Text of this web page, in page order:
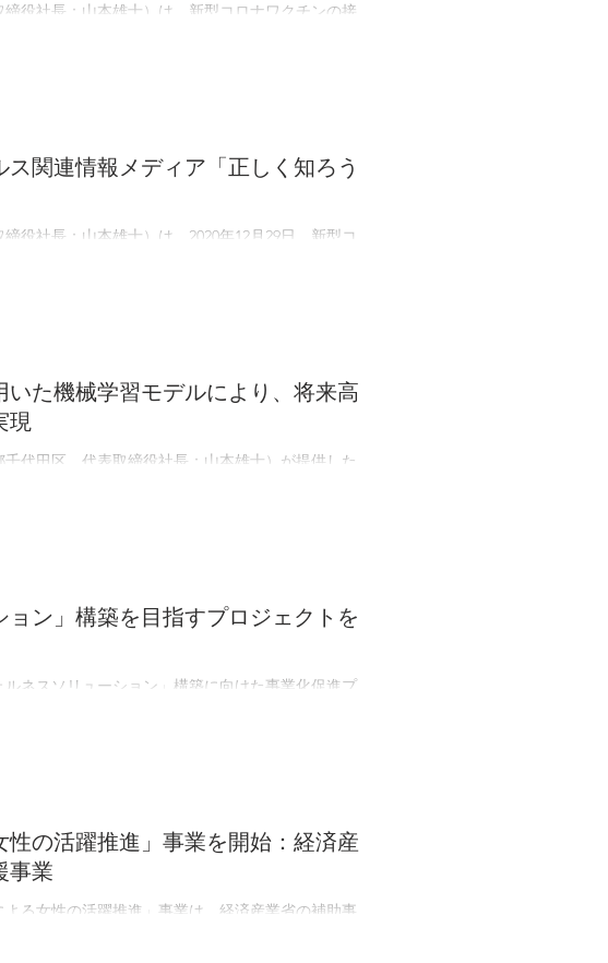
役社長：山本雄士）は、新型コロナワクチンの接
関連情報メディア「正しく知ろう
役社長：山本雄士）は、2020年12月29日、新型コ
た機械学習モデルにより、将来高
現
代田区、代表取締役社長：山本雄士）が提供した
ン」構築を目指すプロジェクトを
ネスソリューション」構築に向けた事業化促進プ
性の活躍推進」事業を開始：経済産
事業
る女性の活躍推進」事業は、経済産業省の補助事